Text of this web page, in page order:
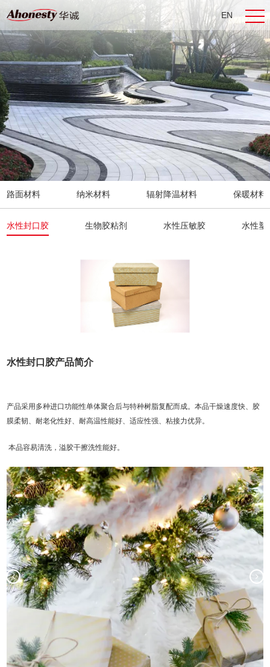
EN
CN
路面材料 纳米材料 辐射降温材料 保暖材料
水性封口胶 生物胶粘剂 水性压敏胶 水性塑
水性封口胶产品简介
产品采用多种进口功能性单体聚合后与特种树脂复配而成。本品干燥速度快、胶
膜柔韧、耐老化性好、耐高温性能好、适应性强、粘接力优异。
本品容易清洗，溢胶干擦洗性能好。